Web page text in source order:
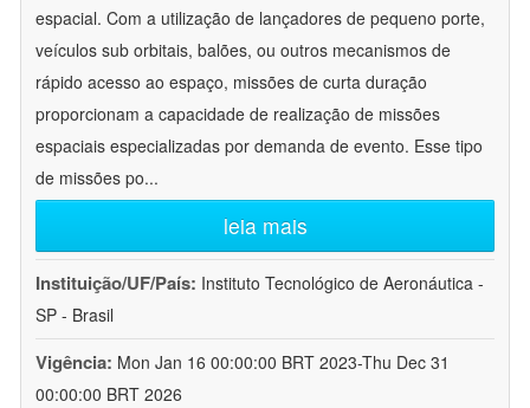
espacial. Com a utilização de lançadores de pequeno porte,
veículos sub orbitais, balões, ou outros mecanismos de
rápido acesso ao espaço, missões de curta duração
proporcionam a capacidade de realização de missões
espaciais especializadas por demanda de evento. Esse tipo
de missões po...
leia mais
Instituição/UF/País: Instituto Tecnológico de Aeronáutica -
SP - Brasil
Vigência: Mon Jan 16 00:00:00 BRT 2023-Thu Dec 31
00:00:00 BRT 2026